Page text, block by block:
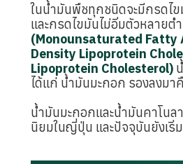
ในน้ำมันพืชทุกชนิดจะมีกรดไ
และกรดไขมันไม่อิ่มตัวหลายต
(Monounsaturated Fatty
Density Lipoprotein
Lipoprotein Cholesterol)
ได้แก่ น้ำมันมะกอก รองลงมา
น้ำมันมะกอกและน้ำมันคาโนล
นิยมในญี่ปุ่น และปัจจุบันยังเริ่